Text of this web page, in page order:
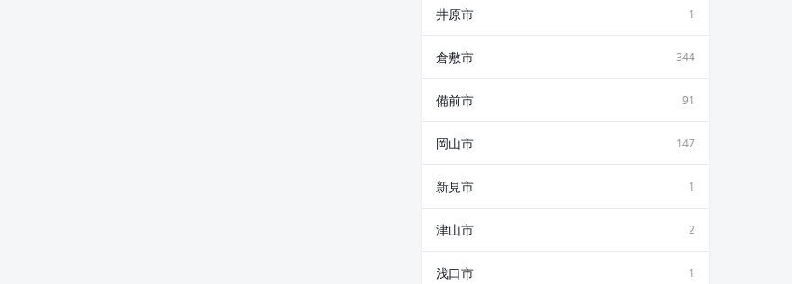
井原市 1
倉敷市 344
備前市 91
岡山市 147
新見市 1
津山市 2
浅口市 1